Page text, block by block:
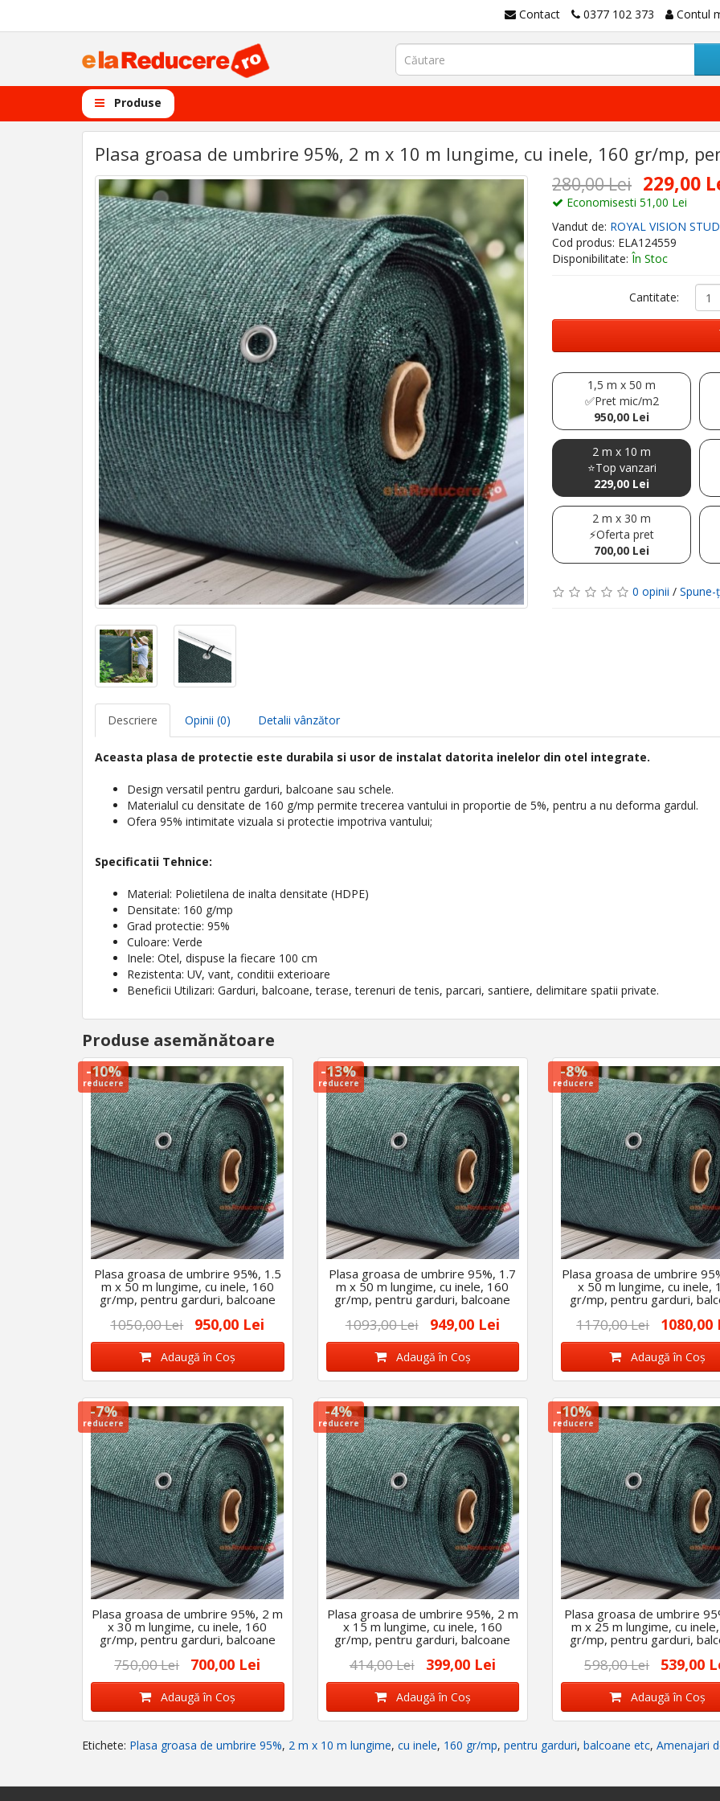
Contact 0377 102 373 Contul
Produse
Plasa groasa de umbrire 95%, 2 m x 10 m lungime, cu inele, 160 gr/mp,
280,00 Lei 229,00
Economisesti 51,00 Lei
Vandut de: ROYAL VISION
Cod produs: ELA124559
Disponibilitate: În Stoc
Cantitate:
1,5 m x 50 m
✅Pret mic/m2
950,00 Lei
2 m x 10 m
⭐Top vanzari
229,00 Lei
2 m x 30 m
⚡Oferta pret
700,00 Lei
0 opinii /
Descriere Opinii (0) Detalii vânzător
Aceasta plasa de protectie este durabila si usor de instalat datorita inelelor din otel integrate.
Design versatil pentru garduri, balcoane sau schele.
Materialul cu densitate de 160 g/mp permite trecerea vantului in proportie de 5%, pentru a nu deforma gardul.
Ofera 95% intimitate vizuala si protectie impotriva vantului;
Specificatii Tehnice:
Material: Polietilena de inalta densitate (HDPE)
Densitate: 160 g/mp
Grad protectie: 95%
Culoare: Verde
Inele: Otel, dispuse la fiecare 100 cm
Rezistenta: UV, vant, conditii exterioare
Beneficii Utilizari: Garduri, balcoane, terase, terenuri de tenis, parcari, santiere, delimitare spatii private.
Produse asemănătoare
-10%
reducere
Plasa groasa de umbrire 95%, 1.5
m x 50 m lungime, cu inele, 160
gr/mp, pentru garduri, balcoane
etc
1050,00 Lei 950,00 Lei
Adaugă în Coş
-13%
reducere
Plasa groasa de umbrire 95%, 1.7
m x 50 m lungime, cu inele, 160
gr/mp, pentru garduri, balcoane
etc
1093,00 Lei 949,00 Lei
Adaugă în Coş
-8%
reducere
Plasa groasa de umbrire
x 50 m lungime, cu inele,
gr/mp, pentru garduri,
etc
1170,00 Lei 1080,00
Adaugă în Coş
-7%
reducere
Plasa groasa de umbrire 95%, 2 m
x 30 m lungime, cu inele, 160
gr/mp, pentru garduri, balcoane
etc
750,00 Lei 700,00 Lei
Adaugă în Coş
-4%
reducere
Plasa groasa de umbrire 95%, 2 m
x 15 m lungime, cu inele, 160
gr/mp, pentru garduri, balcoane
etc
414,00 Lei 399,00 Lei
Adaugă în Coş
-10%
reducere
Plasa groasa de umbrire
m x 25 m lungime, cu
gr/mp, pentru garduri,
etc
598,00 Lei 539,00
Adaugă în Coş
Etichete: Plasa groasa de umbrire 95%, 2 m x 10 m lungime, cu inele, 160 gr/mp, pentru garduri, balcoane etc, Amenajari